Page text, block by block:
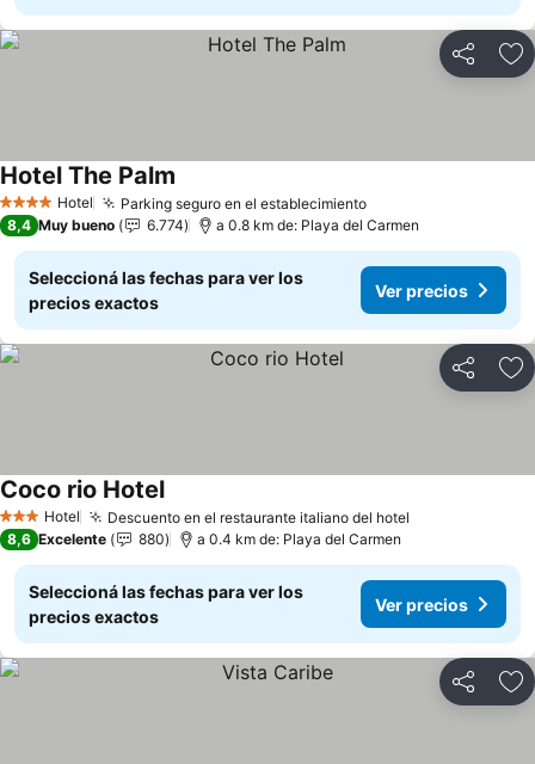
Compartir
4 EstrellasHotel Parking seguro en el establecimiento
Hotel The Palm
8,4 Muy bueno 6.774 a 0.8 km de: Playa del Carmen
Seleccioná las fechas para ver los
precios exactos
Ver precios
Compartir
3 Estrellas
Hotel Descuento en el restaurante italiano del hotel
Coco rio Hotel
8,6 Excelente 880 a 0.4 km de: Playa del Carmen
Seleccioná las fechas para ver los
precios exactos
Ver precios
Compartir